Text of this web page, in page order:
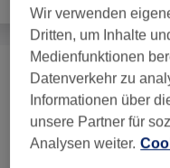
Augenbrauen,
Salonbewertungen
Wir verwenden
Dritten, um Inhalte
Medienfunktionen
Datenverkehr zu
Informationen über
unsere Partner für
Analysen weiter.